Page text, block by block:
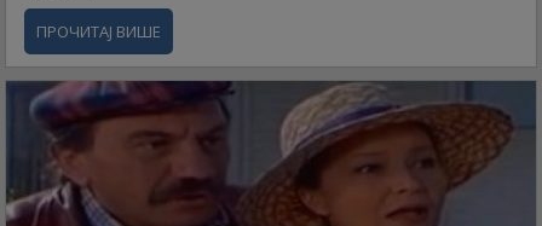
ПРОЧИТАЈ ВИШЕ